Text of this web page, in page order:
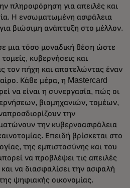
πληροφόρηση για απειλές και
Η ενσωματωμένη ασφάλεια
βιώσιμη ανάπτυξη στο μέλλον.
μια τόσο μοναδική θέση ώστε
κυβερνήσεις και
τον πήχη και αποτελώντας έναν
Κάθε μέρα, η Mastercard
να είναι η συνεργασία, πώς οι
βιομηχανιών, τομέων,
την
την κυβερνοασφάλεια
Επειδή βρίσκεται στο
της εμπιστοσύνης και του
να προβλέψει τις απειλές
να διασφαλίσει την ασφαλή
ψηφιακής οικονομίας.